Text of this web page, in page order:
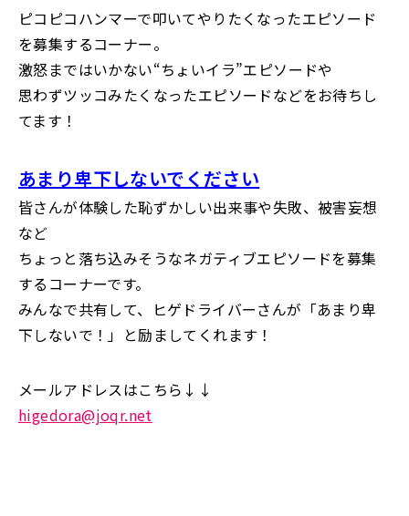
ピコピコハンマーで叩いてやりたくなったエピソード
を募集するコーナー。
激怒まではいかない“ちょいイラ”エピソードや
思わずツッコみたくなったエピソードなどをお待ちし
てます！
あまり卑下しないでください
皆さんが体験した恥ずかしい出来事や失敗、被害妄想
など
ちょっと落ち込みそうなネガティブエピソードを募集
するコーナーです。
みんなで共有して、ヒゲドライバーさんが「あまり卑
下しないで！」と励ましてくれます！
メールアドレスはこちら↓↓
higedora@joqr.net